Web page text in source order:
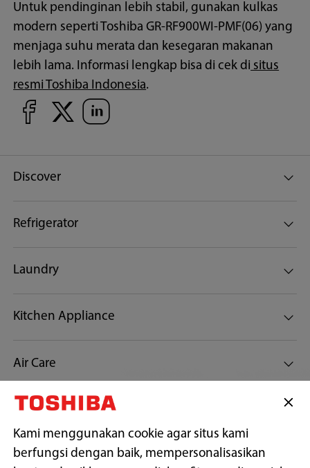
Untuk pendinginan lebih stabil, gunakan kulkas
modern seperti Toshiba GR-RF900WI-PMF(06) yang
menjaga suhu merata dan kesegaran makanan
lebih lama. Informasi lengkap bisa di cek di situs
resmi Toshiba Indonesia.
Discover
Refrigerator
Laundry
Kitchen Appliance
Air Care
Customer Support
Tetap terhubung dengan kami
Kami menggunakan cookie agar situs kami
berfungsi dengan baik, mempersonalisasikan